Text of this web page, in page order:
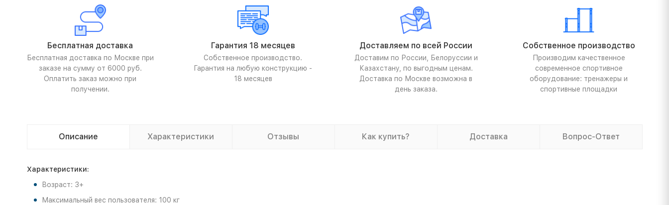
Бесплатная доставка
Бесплатная доставка по Москве при
заказе на сумму от 6000 руб.
Оплатить заказ можно при
получении.
Гарантия 18 месяцев
Собственное производство.
Гарантия на любую конструкцию -
18 месяцев
Доставляем по всей России
Доставим по России, Белоруссии и
Казахстану, по выгодным ценам.
Доставка по Москве возможна в
день заказа.
Собственное производство
Производим качественное
современное спортивное
оборудование: тренажеры и
спортивные площадки
Описание Характеристики Отзывы Как купить? Доставка Вопрос-Ответ
Характеристики:
Возраст: 3+
Максимальный вес пользователя: 100 кг